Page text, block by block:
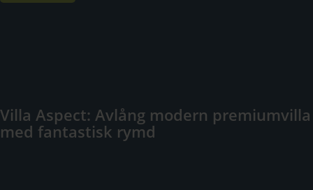
Villa Aspect: Avlång modern premiumvilla
med fantastisk rymd